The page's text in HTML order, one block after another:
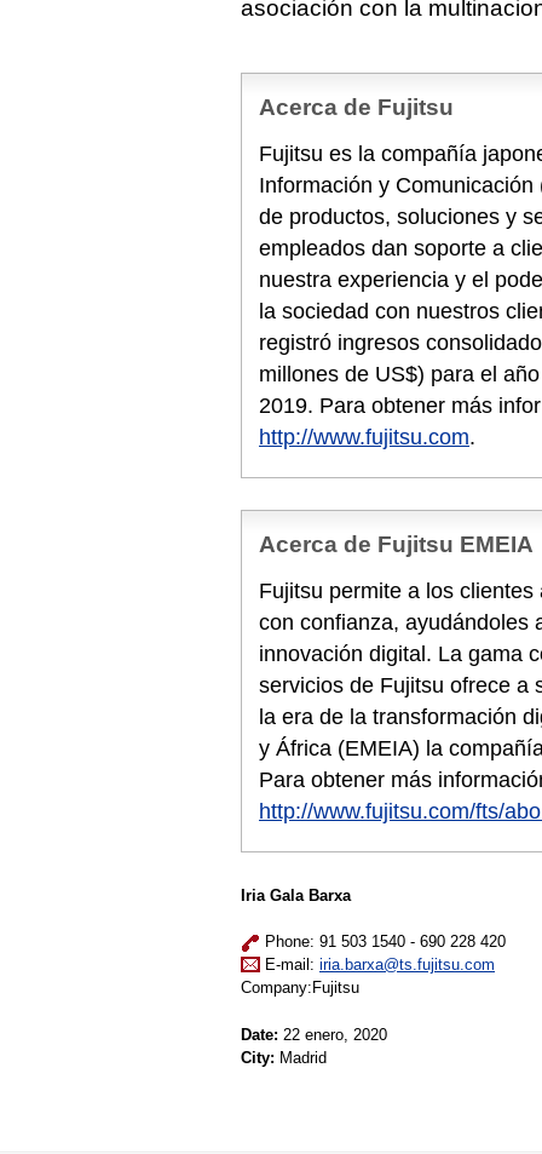
asociación con la
Acerca de Fujitsu
Fujitsu es la compañía
Información y
de productos, soluciones y
empleados dan soporte a
nuestra experiencia y el
la sociedad con nuestros
registró ingresos
millones de US$) para el
2019. Para obtener más
http://www.fujitsu.com.
Acerca de Fujitsu EMEIA
Fujitsu permite a los
con confianza, ayudándoles
innovación digital. La gama
servicios de Fujitsu ofrece a
la era de la transformación
y África (EMEIA) la
Para obtener más
http://www.fujitsu.com/fts/
Iria Gala Barxa
Phone: 91 503 1540 - 690 228 420
E-mail: iria.barxa@ts.fujitsu.com
Company:Fujitsu
Date: 22 enero, 2020
City: Madrid